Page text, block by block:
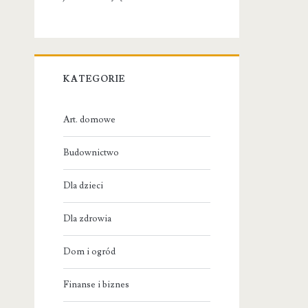
KATEGORIE
Art. domowe
Budownictwo
Dla dzieci
Dla zdrowia
Dom i ogród
Finanse i biznes